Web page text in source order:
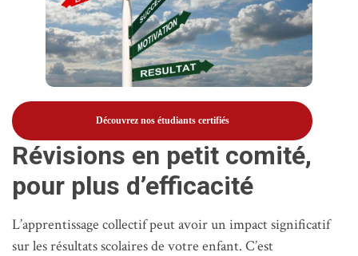
Découvrez nos étudiants certifiés
Révisions en petit comité,
pour plus d’efficacité
L’apprentissage collectif peut avoir un impact significatif
sur les résultats scolaires de votre enfant. C’est